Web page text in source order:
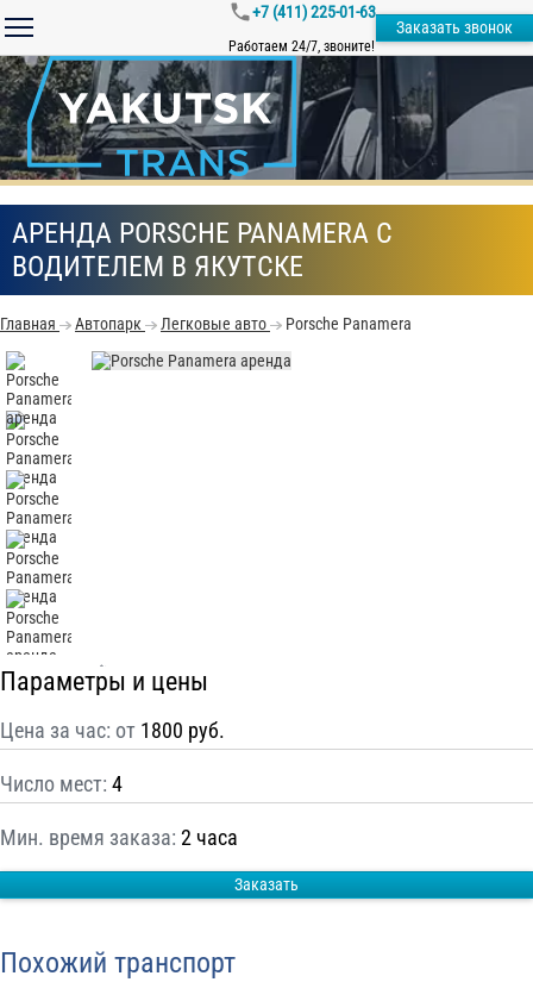
+7 (411) 225-01-63
Работаем 24/7, звоните!
Заказать звонок
АРЕНДА PORSCHE PANAMERA С
ВОДИТЕЛЕМ В ЯКУТСКЕ
Главная Автопарк Легковые авто Porsche Panamera
Параметры и цены
Цена за час: от 1800 руб.
Число мест: 4
Мин. время заказа: 2 часа
Заказать
Похожий транспорт